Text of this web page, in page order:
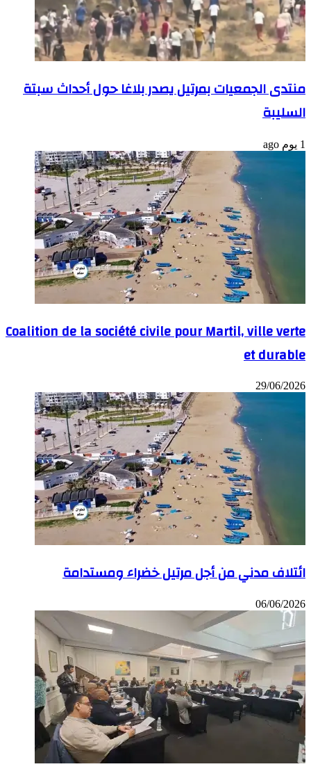
منتدى الجمعيات بمرتيل يصدر بلاغا حول أحداث سبتة
السليبة
1 يوم ago
Coalition de la société civile pour Martil, ville verte
et durable
29/06/2026
ائتلاف مدني من أجل مرتيل خضراء ومستدامة
06/06/2026